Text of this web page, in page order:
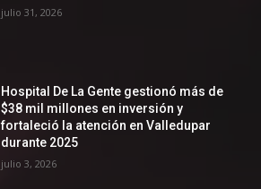
julio 31, 2026
Hospital De La Gente gestionó más de
$38 mil millones en inversión y
fortaleció la atención en Valledupar
durante 2025
julio 3, 2026